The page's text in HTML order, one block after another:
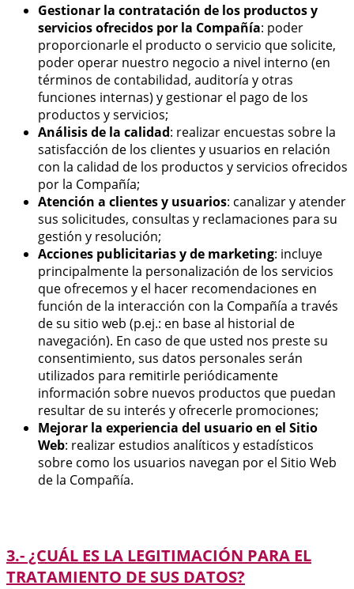
Gestionar la contratación de los productos y
servicios ofrecidos por la Compañía: poder
proporcionarle el producto o servicio que solicite,
poder operar nuestro negocio a nivel interno (en
términos de contabilidad, auditoría y otras
funciones internas) y gestionar el pago de los
productos y servicios;
Análisis de la calidad: realizar encuestas sobre la
satisfacción de los clientes y usuarios en relación
con la calidad de los productos y servicios ofrecidos
por la Compañía;
Atención a clientes y usuarios: canalizar y atender
sus solicitudes, consultas y reclamaciones para su
gestión y resolución;
Acciones publicitarias y de marketing: incluye
principalmente la personalización de los servicios
que ofrecemos y el hacer recomendaciones en
función de la interacción con la Compañía a través
de su sitio web (p.ej.: en base al historial de
navegación). En caso de que usted nos preste su
consentimiento, sus datos personales serán
utilizados para remitirle periódicamente
información sobre nuevos productos que puedan
resultar de su interés y ofrecerle promociones;
Mejorar la experiencia del usuario en el Sitio
Web: realizar estudios analíticos y estadísticos
sobre como los usuarios navegan por el Sitio Web
de la Compañía.
3.- ¿CUÁL ES LA LEGITIMACIÓN PARA EL
TRATAMIENTO DE SUS DATOS?